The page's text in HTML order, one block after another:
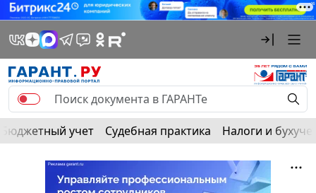
Бюджетный учет Судебная практика Налоги и